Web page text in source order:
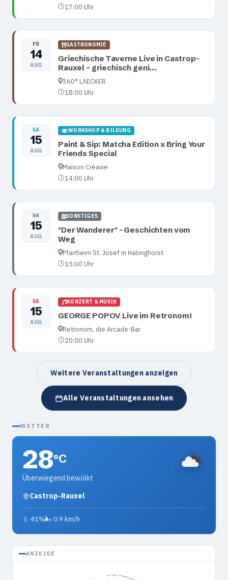
17:00 Uhr
FR
14
AUG
GASTRONOMIE
Griechische Taverne Live in Castrop-
Rauxel – griechisch geni...
360° LAECKER
18:00 Uhr
SA
15
AUG
WORKSHOP & BILDUNG
Paint & Sip: Matcha Edition x Bring Your
Friends Special
Maison Créavie
14:00 Uhr
SA
15
AUG
SONSTIGES
"Der Wanderer" - Geschichten vom
Weg
Pfarrheim St. Josef in Habinghorst
15:00 Uhr
SA
15
AUG
KONZERT & MUSIK
GEORGE POPOV Live im Retronom!
Retronom, die Arcade-Bar
20:00 Uhr
Weitere Veranstaltungen anzeigen
Alle Veranstaltungen ansehen
WETTER
28°C
Überwiegend bewölkt
Castrop-Rauxel
💧 41%🌬 0.9 km/h
ANZEIGE